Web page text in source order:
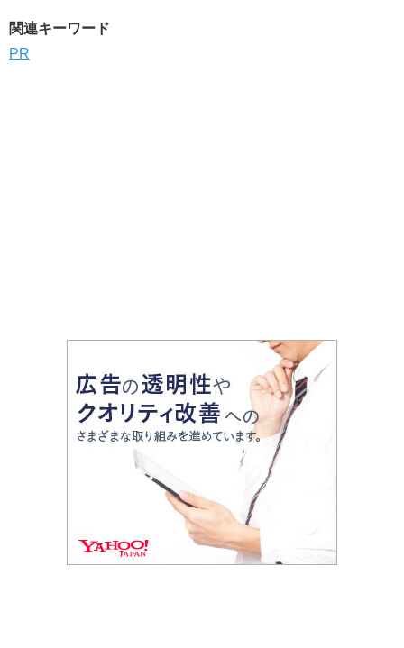
関連キーワード
PR